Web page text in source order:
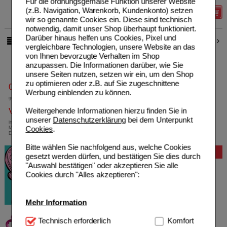
(z.B. Navigation, Warenkorb, Kundenkonto) setzen
wir so genannte Cookies ein. Diese sind technisch
notwendig, damit unser Shop überhaupt funktioniert.
Darüber hinaus helfen uns Cookies, Pixel und
vergleichbare Technologien, unsere Website an das
von Ihnen bevorzugte Verhalten im Shop
anzupassen. Die Informationen darüber, wie Sie
unsere Seiten nutzen, setzen wir ein, um den Shop
zu optimieren oder z.B. auf Sie zugeschnittene
Werbung einblenden zu können.
Weitergehende Informationen hierzu finden Sie in
unserer Datenschutzerklärungbei dem Unterpunkt
Cookies.
Bitte wählen Sie nachfolgend aus, welche Cookies
gesetzt werden dürfen, und bestätigen Sie dies durch
"Auswahl bestätigen" oder akzeptieren Sie alle
Cookies durch "Alles akzeptieren":
Mehr Information
Technisch Notwendig:Hierbei handelt es sich um
Technisch erforderlich Komfort
Details
pro Seite
0800-10 11 422
gebührenfreie Rufnummer
Versandkostenfrei
innerhalb Deutschlands bei einem
Mindestbestellwert von 13,99 Euro oder bei
Einsendung eines Kassenrezeptes
Bewertung